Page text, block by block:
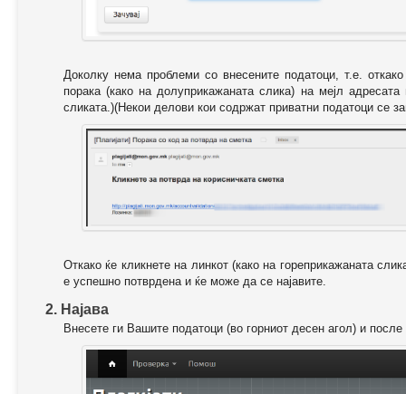
Доколку нема проблеми со внесените податоци, т.е.
порака (како на долуприкажаната слика) на мејл
сликата.)(Некои делови кои содржат приватни податоци се
Откако ќе кликнете на линкот (како на гореприкажаната
е успешно потврдена и ќе може да се најавите.
2. Најава
Внесете ги Вашите податоци (во горниот десен агол) и